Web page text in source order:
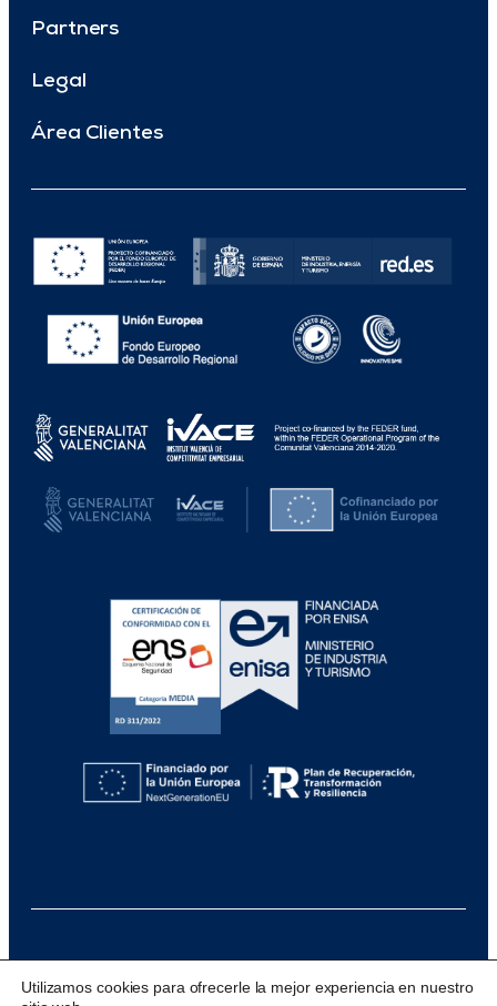
Partners
Legal
Área Clientes
@ 2026 Visualfy
Utilizamos cookies para ofrecerle la mejor experiencia en nuestro